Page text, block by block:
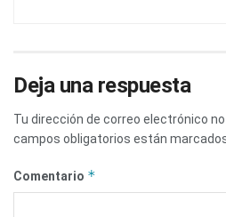
Deja una respuesta
Tu dirección de correo electrónico no
campos obligatorios están
Comentario *